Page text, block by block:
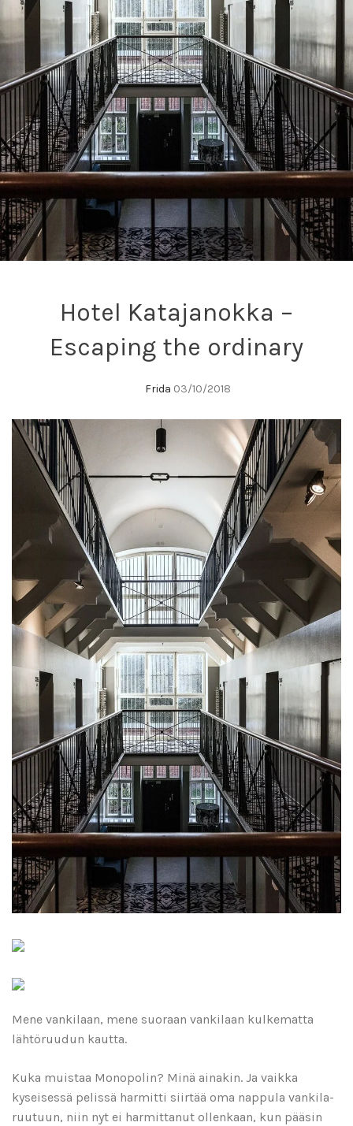
Hotel Katajanokka –
Escaping the ordinary
Frida 03/10/2018
Mene vankilaan, mene suoraan vankilaan kulkematta
lähtöruudun kautta.
Kuka muistaa Monopolin? Minä ainakin. Ja vaikka
kyseisessä pelissä harmitti siirtää oma nappula vankila-
ruutuun, niin nyt ei harmittanut ollenkaan, kun pääsin